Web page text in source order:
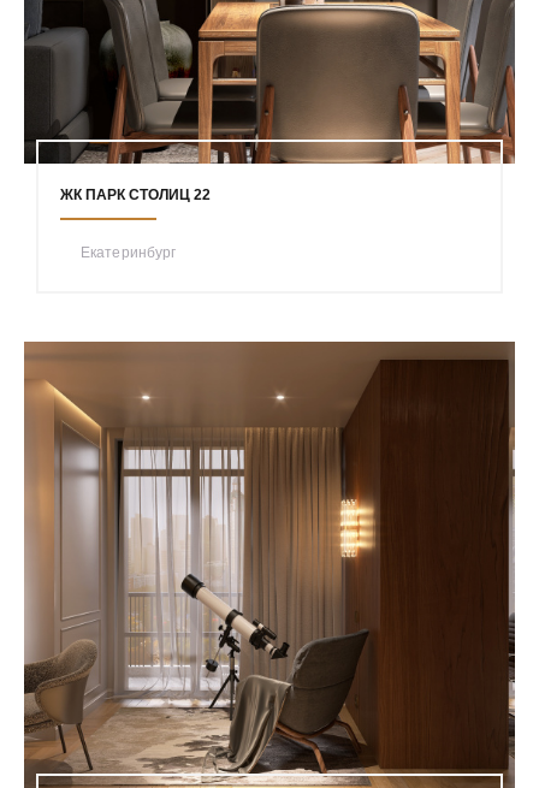
ЖК ПАРК СТОЛИЦ 22
Екатеринбург